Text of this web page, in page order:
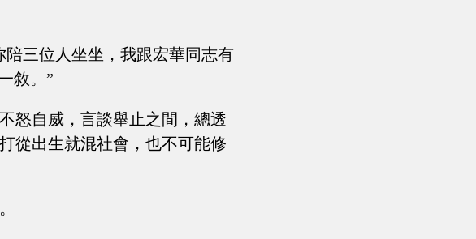
三位人坐坐，我跟宏華同志有
敘。”
怒自威，言談舉止之間，總透
從出生就混社會，也不可能修